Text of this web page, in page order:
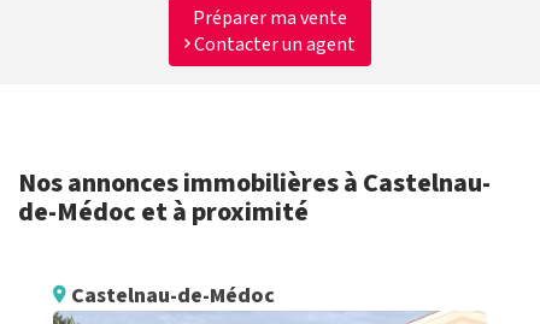
Préparer ma vente
Contacter un agent
Nos annonces immobilières à Castelnau-
de-Médoc et à proximité
Castelnau-de-Médoc